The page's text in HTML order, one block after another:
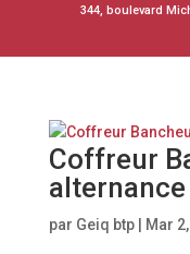
344, boulevard
Coffreur
alternance
par Geiq btp| Mar